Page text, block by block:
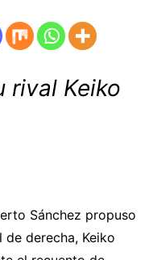
rival Keiko
Sánchez propuso
de derecha, Keiko